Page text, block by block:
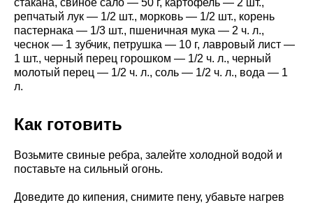
репчатый лук — 1/2 шт., морковь — 1/2 шт., корень
пастернака — 1/3 шт., пшеничная мука — 2 ч. л.,
чеснок — 1 зубчик, петрушка — 10 г, лавровый лист —
1 шт., черный перец горошком — 1/2 ч. л., черный
молотый перец — 1/2 ч. л., соль — 1/2 ч. л., вода — 1
л.
Как готовить
Возьмите свиные ребра, залейте холодной водой и
поставьте на сильный огонь.
Доведите до кипения, снимите пену, убавьте нагрев